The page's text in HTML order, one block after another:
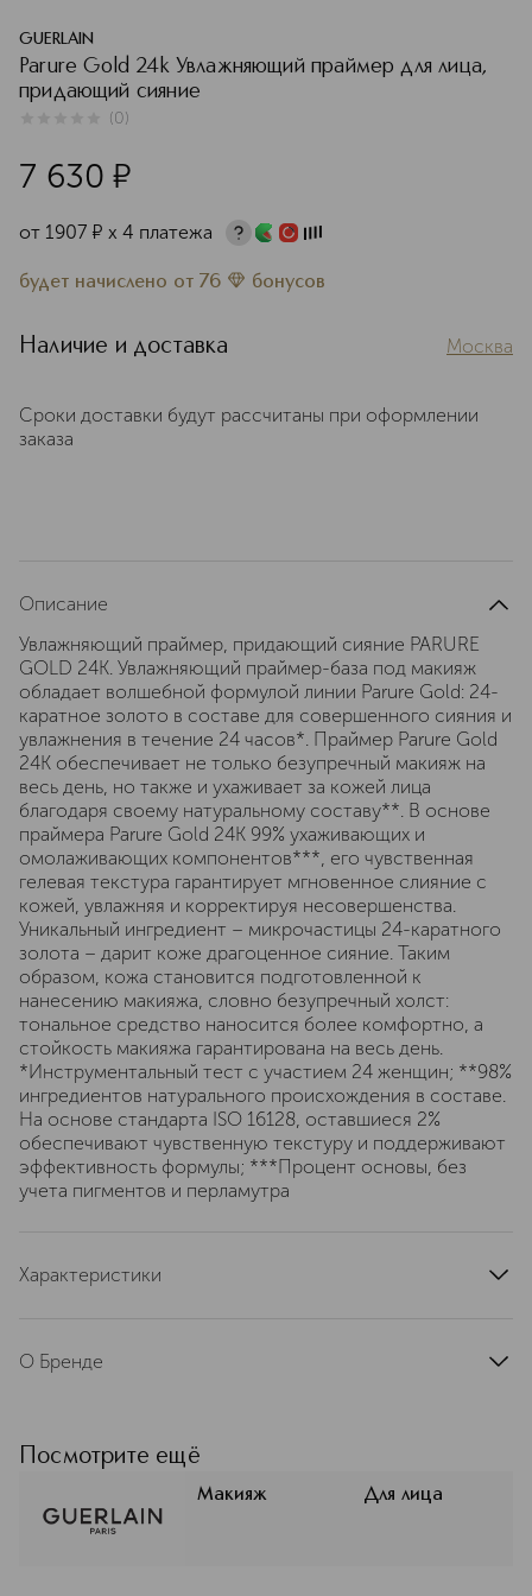
GUERLAIN
Parure Gold 24k Увлажняющий праймер для лица,
придающий сияние
(0)
7 630 ¤
от 1907 ¤ х 4 платежа
будет начислено от 76 бонусов
Наличие и доставка Москва
Сроки доставки будут рассчитаны при оформлении
заказа
Описание
Увлажняющий праймер, придающий сияние PARURE
GOLD 24K. Увлажняющий праймер-база под макияж
обладает волшебной формулой линии Parure Gold: 24-
каратное золото в составе для совершенного сияния и
увлажнения в течение 24 часов*. Праймер Parure Gold
24K обеспечивает не только безупречный макияж на
весь день, но также и ухаживает за кожей лица
благодаря своему натуральному составу**. В основе
праймера Parure Gold 24K 99% ухаживающих и
омолаживающих компонентов***, его чувственная
гелевая текстура гарантирует мгновенное слияние с
кожей, увлажняя и корректируя несовершенства.
Уникальный ингредиент – микрочастицы 24-каратного
золота – дарит коже драгоценное сияние. Таким
образом, кожа становится подготовленной к
нанесению макияжа, словно безупречный холст:
тональное средство наносится более комфортно, а
стойкость макияжа гарантирована на весь день.
*Инструментальный тест с участием 24 женщин; **98%
ингредиентов натурального происхождения в составе.
На основе стандарта ISO 16128, оставшиеся 2%
обеспечивают чувственную текстуру и поддерживают
эффективность формулы; ***Процент основы, без
учета пигментов и перламутра
Характеристики
О Бренде
1828 года Guerlain исследует,
обновляет и совершенствует свои
ароматы, средства для макияжа и по
Посмотрите ещё
Макияж Для лица